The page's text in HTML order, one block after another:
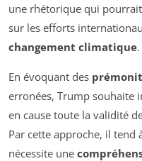
une rhétorique qui
sur les efforts
changement climatique.
En évoquant des
erronées, Trump souhaite
en cause toute la validité
Par cette approche, il tend
nécessite une